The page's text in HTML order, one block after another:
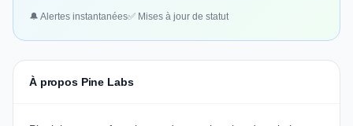
🔔 Alertes instantanées✅ Mises à jour de statut
À propos Pine Labs